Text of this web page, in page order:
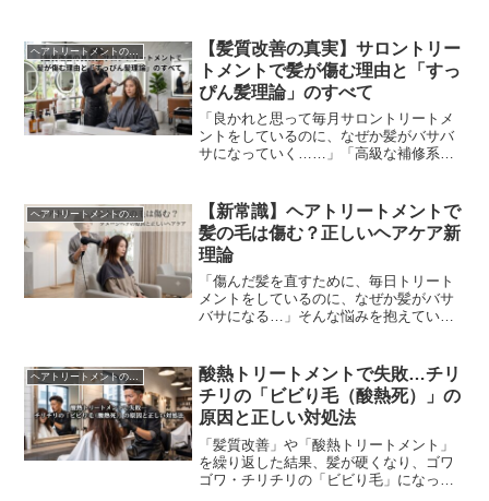
しくなるとアピールされ...
【髪質改善の真実】サロントリー
トメントで髪が傷む理由と「すっ
ぴん髪理論」のすべて
「良かれと思って毎月サロントリートメ
ントをしているのに、なぜか髪がバサバ
サになっていく……」「高級な補修系ト
に悩む方は少なくあり...
ヘアトリートメントの真実
【新常識】ヘアトリートメントで
髪の毛は傷む？正しいヘアケア新
理論
「傷んだ髪を直すために、毎日トリート
メントをしているのに、なぜか髪がバサ
バサになる…」そんな悩みを抱えていま
実があります。この記...
ヘアトリートメントの真実
酸熱トリートメントで失敗…チリ
チリの「ビビり毛（酸熱死）」の
原因と正しい対処法
「髪質改善」や「酸熱トリートメント」
を繰り返した結果、髪が硬くなり、ゴワ
ゴワ・チリチリの「ビビり毛」になって